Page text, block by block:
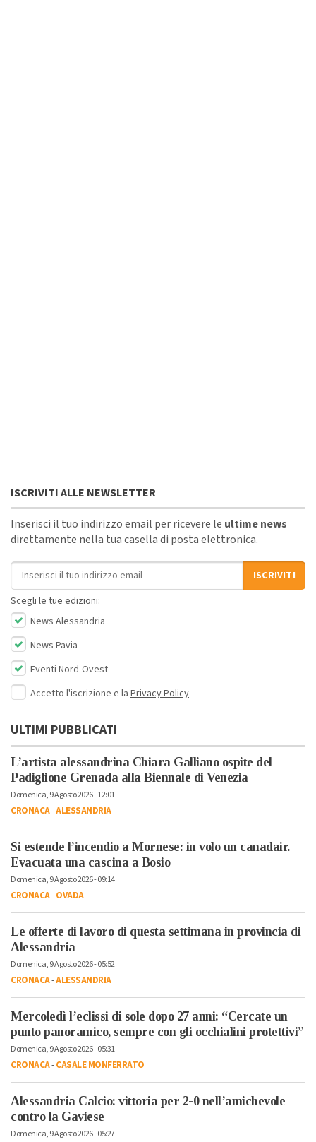
ISCRIVITI ALLE NEWSLETTER
Inserisci il tuo indirizzo email per ricevere le ultime news
direttamente nella tua casella di posta elettronica.
Indirizzo email
ISCRIVITI
Scegli le tue edizioni:
News Alessandria
News Pavia
Eventi Nord-Ovest
Accetto l'iscrizione e la Privacy Policy
ULTIMI PUBBLICATI
L’artista alessandrina Chiara Galliano ospite del
Padiglione Grenada alla Biennale di Venezia
Domenica, 9 Agosto 2026 - 12:01
CRONACA-ALESSANDRIA
Si estende l’incendio a Mornese: in volo un canadair.
Evacuata una cascina a Bosio
Domenica, 9 Agosto 2026 - 09:14
CRONACA-OVADA
Le offerte di lavoro di questa settimana in provincia di
Alessandria
Domenica, 9 Agosto 2026 - 05:52
CRONACA-ALESSANDRIA
Mercoledì l’eclissi di sole dopo 27 anni: “Cercate un
punto panoramico, sempre con gli occhialini protettivi”
Domenica, 9 Agosto 2026 - 05:31
CRONACA-CASALE MONFERRATO
Alessandria Calcio: vittoria per 2-0 nell’amichevole
contro la Gaviese
Domenica, 9 Agosto 2026 - 05:27